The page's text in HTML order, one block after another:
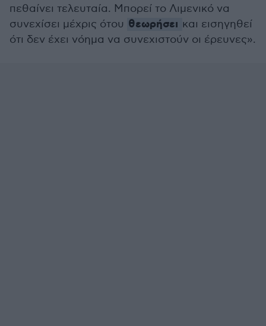
πεθαίνει τελευταία. Μπορεί το Λιμενικό να
συνεχίσει μέχρις ότου θεωρήσει και εισηγηθεί
ότι δεν έχει νόημα να συνεχιστούν οι έρευνες».